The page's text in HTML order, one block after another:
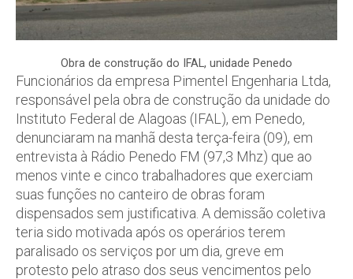
Obra de construção do IFAL, unidade Penedo
Funcionários da empresa Pimentel Engenharia Ltda,
responsável pela obra de construção da unidade do
Instituto Federal de Alagoas (IFAL), em Penedo,
denunciaram na manhã desta terça-feira (09), em
entrevista à Rádio Penedo FM (97,3 Mhz) que ao
menos vinte e cinco trabalhadores que exerciam
suas funções no canteiro de obras foram
dispensados sem justificativa. A demissão coletiva
teria sido motivada após os operários terem
paralisado os serviços por um dia, greve em
protesto pelo atraso dos seus vencimentos pelo